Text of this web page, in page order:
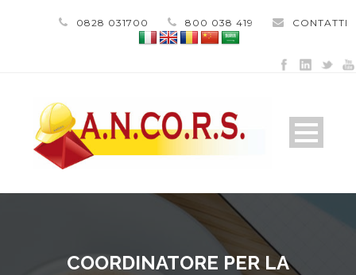
0828 031700 800 038 419 CONTATTI
COORDINATORE PER LA